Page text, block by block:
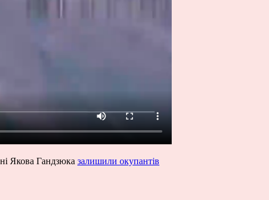
Якова Гандзюка залишили окупантів